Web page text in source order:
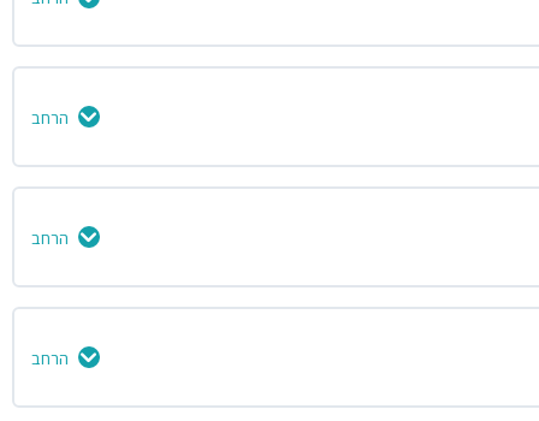
0% הושלמו 0/11 שלבים
הרחב
0% הושלמו 0/4 שלבים
הרחב
0% הושלמו 0/4 שלבים
הרחב